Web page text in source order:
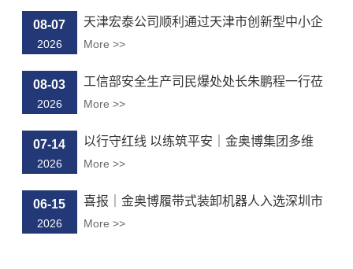
08-07
2026
天津宏泰公司顺利通过天津市创新型中小企
业...
More >>
08-03
2026
工信部安全生产司民爆处处长朱鹏程一行莅
临...
More >>
07-14
2026
以行守红线 以练筑平安｜金奥博集团多维
度...
More >>
06-15
2026
喜报｜金奥博履带式装卸机器人入选深圳市
More >>